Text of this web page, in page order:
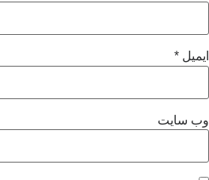
ایمیل *
وب‌ سایت